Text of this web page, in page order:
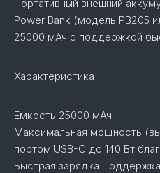
Портативный внешний
Power Bank (модель PB205
25000 мАч с поддержкой
Характеристика
Емкость 25000 мАч
Максимальная мощность
портом USB-C до 140 Вт
Быстрая зарядка Поддержка